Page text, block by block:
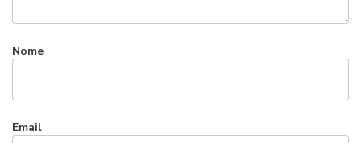
Nome
Email